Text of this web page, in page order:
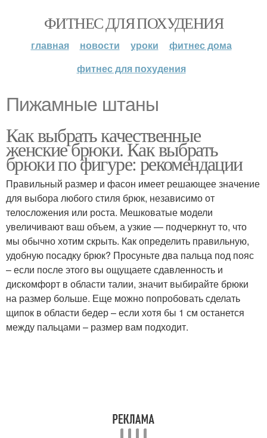
ФИТНЕС ДЛЯ ПОХУДЕНИЯ
главная новости уроки
фитнес дома
фитнес для похудения
Пижамные штаны
Как выбрать качественные
женские брюки. Как выбрать
брюки по фигуре: рекомендации
Правильный размер и фасон имеет решающее значение
для выбора любого стиля брюк, независимо от
телосложения или роста. Мешковатые модели
увеличивают ваш объем, а узкие — подчеркнут то, что
мы обычно хотим скрыть. Как определить правильную,
удобную посадку брюк? Просуньте два пальца под пояс
– если после этого вы ощущаете сдавленность и
дискомфорт в области талии, значит выбирайте брюки
на размер больше. Еще можно попробовать сделать
щипок в области бедер – если хотя бы 1 см останется
между пальцами – размер вам подходит.